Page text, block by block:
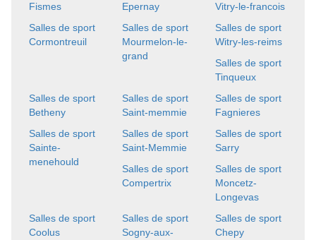
Fismes
Epernay
Vitry-le-francois
Salles de sport
Cormontreuil
Salles de sport
Mourmelon-le-
grand
Salles de sport
Witry-les-reims
Salles de sport
Tinqueux
Salles de sport
Betheny
Salles de sport
Saint-memmie
Salles de sport
Fagnieres
Salles de sport
Sainte-
menehould
Salles de sport
Saint-Memmie
Salles de sport
Sarry
Salles de sport
Compertrix
Salles de sport
Moncetz-
Longevas
Salles de sport
Coolus
Salles de sport
Sogny-aux-
Salles de sport
Chepy